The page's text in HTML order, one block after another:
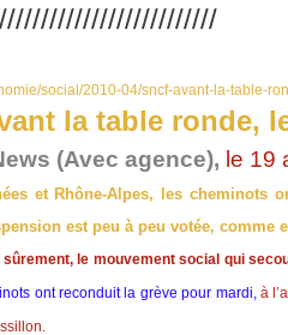
social/2010-04/sncf-avant-la-table-
la table ronde,
(Avec agence), le 19
et Rhône-Alpes, les
est peu à peu votée, comme
sûrement, le mouvement social qui
ont reconduit la grève pour mardi,à